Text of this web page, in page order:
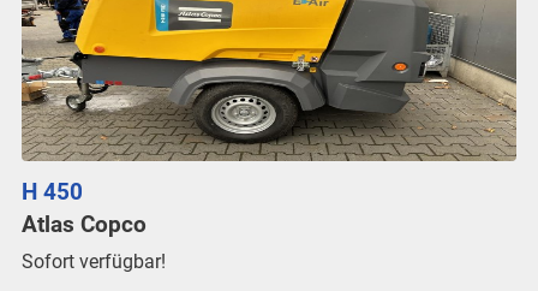
H 450
Atlas Copco
Sofort verfügbar!